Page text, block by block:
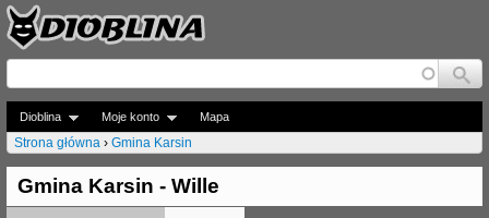
Jump to navigation
Dioblina Moje konto Mapa
J
e
Strona główna › Gmina Karsin
Gmina Karsin - Wille